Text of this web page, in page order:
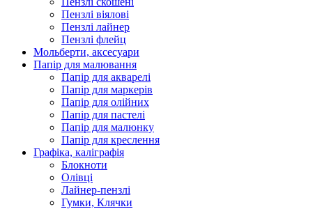
Пензлі віялові
Пензлі лайнер
Пензлі флейц
Мольберти, аксесуари
Папір для малювання
Папір для акварелі
Папір для маркерів
Папір для олійних
Папір для пастелі
Папір для малюнку
Папір для креслення
Графіка, каліграфія
Блокноти
Олівці
Лайнер-пензлі
Гумки, Клячки